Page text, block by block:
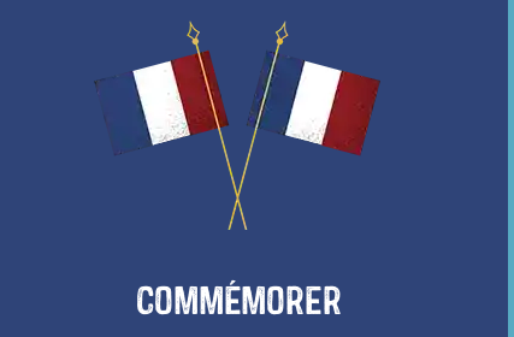
Commémorer